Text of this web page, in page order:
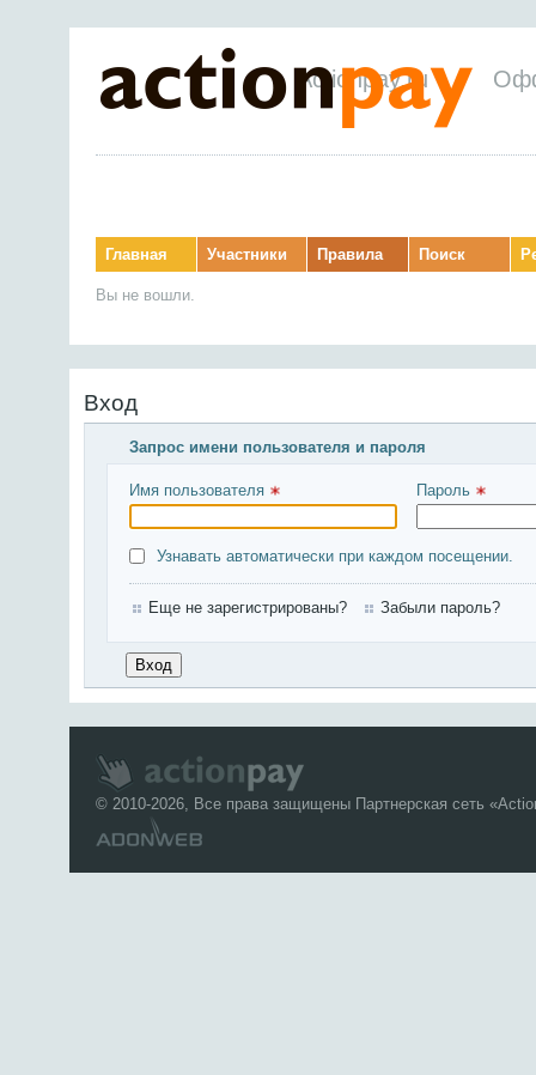
Actionpay.ru
Главная Участники Правила Поиск
Вы не вошли.
Вход
Запрос имени пользователя и пароля
Имя пользователя Пароль
Узнавать автоматически при каждом посещении.
Еще не зарегистрированы? Забыли пароль?
© 2010-2026, Все права защищены Партнерская сеть «